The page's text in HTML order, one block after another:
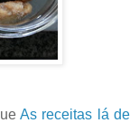
As receitas lá de